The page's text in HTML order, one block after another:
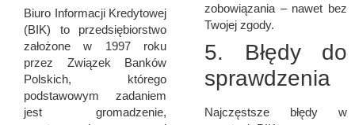
Biuro Informacji Kredytowej
(BIK) to przedsiębiorstwo
założone w 1997 roku
przez Związek Banków
Polskich, którego
podstawowym zadaniem
jest gromadzenie,
zobowiązania – nawet bez
Twojej zgody.
5. Błędy do
sprawdzenia
Najczęstsze błędy w